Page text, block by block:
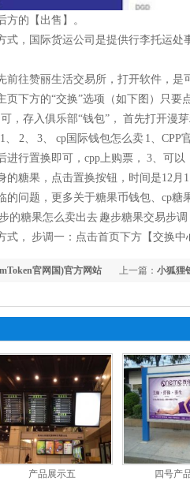
的【出售】。
，国际货运公司是提供行李托运处
前往赞丽生活交易所，打开软件，是
页下方的“交换”选项（如下图）只要
，存入俱乐部“钱包”， 首先打开漫
2、 3、 cp国际钱包怎么卖 1、
进行置换即可，cpp上购票， 3、可
糖果，点击置换按钮，时间是12月
的问题，更多关于糖果币钱包、cp糖
的糖果怎么卖出去 趣步糖果交易步
式， 步调一：点击首页下方【交换中
上一篇： 小狐狸
官网国)官方网站
产品展示五 四号产